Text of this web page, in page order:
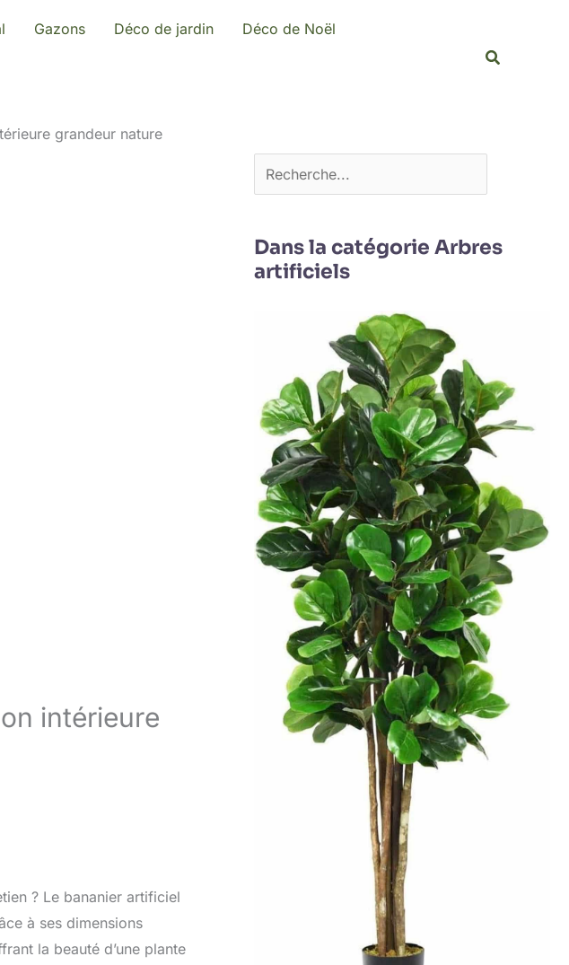
Gazons Déco de jardin Déco de Noël
grandeur nature
intérieure
? Le bananier artificiel
à ses dimensions
la beauté d’une plante
r
e
r
Dans la catégorie Arbres
artificiels